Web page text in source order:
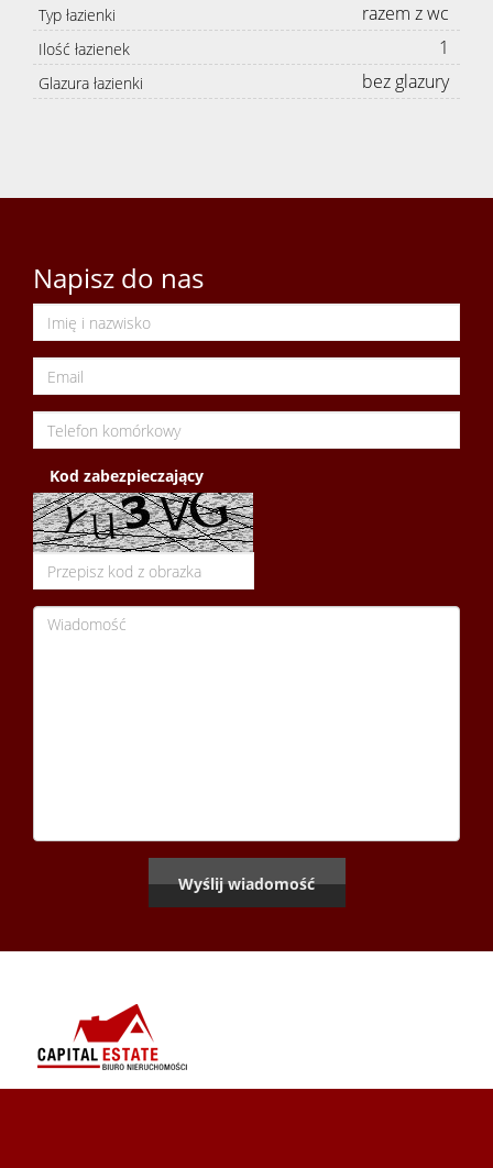
Lokale
Typ łazienki razem z wc
Ilość łazienek 1
Glazura łazienki bez glazury
Napisz do nas
Kod zabezpieczający